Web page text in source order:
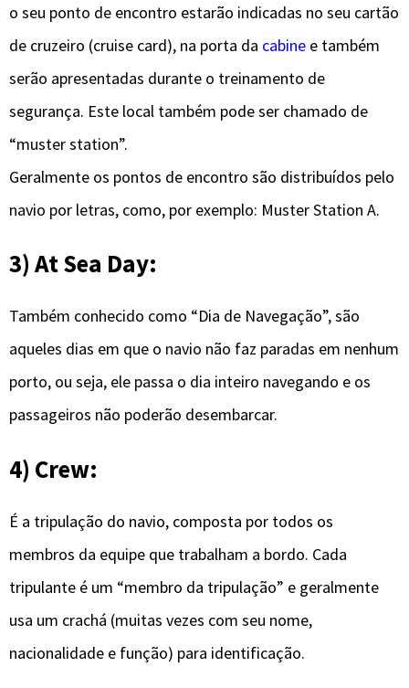
o seu ponto de encontro estarão indicadas no seu cartão
de cruzeiro (cruise card), na porta da cabine e também
serão apresentadas durante o treinamento de
segurança. Este local também pode ser chamado de
“muster station”.
Geralmente os pontos de encontro são distribuídos pelo
navio por letras, como, por exemplo: Muster Station A.
3) At Sea Day:
Também conhecido como “Dia de Navegação”, são
aqueles dias em que o navio não faz paradas em nenhum
porto, ou seja, ele passa o dia inteiro navegando e os
passageiros não poderão desembarcar.
4) Crew:
É a tripulação do navio, composta por todos os
membros da equipe que trabalham a bordo. Cada
tripulante é um “membro da tripulação” e geralmente
usa um crachá (muitas vezes com seu nome,
nacionalidade e função) para identificação.